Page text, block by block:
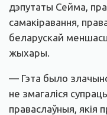
дэпутаты Сейма,
самакіравання,
беларускай
жыхары.
— Гэта было
не змагаліся
праваслаўныя, якія